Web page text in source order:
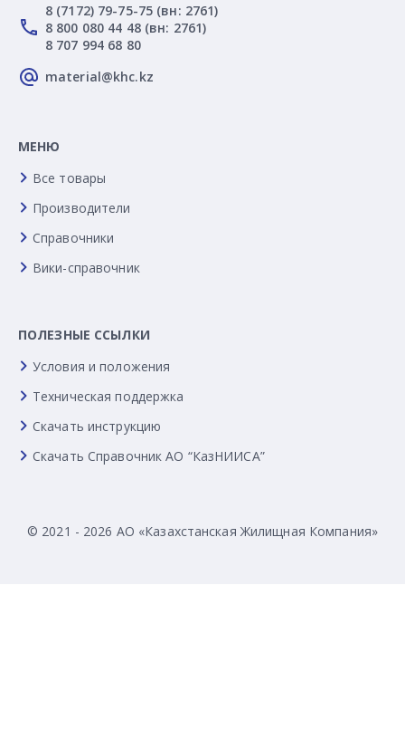
8 (7172) 79-75-75 (вн: 2761)
8 800 080 44 48 (вн: 2761)
8 707 994 68 80
material@khc.kz
МЕНЮ
Все товары
Производители
Справочники
Вики-справочник
ПОЛЕЗНЫЕ ССЫЛКИ
Условия и положения
Техническая поддержка
Скачать инструкцию
Скачать Справочник АО “КазНИИСА”
© 2021 - 2026 АО «Казахстанская Жилищная Компания»